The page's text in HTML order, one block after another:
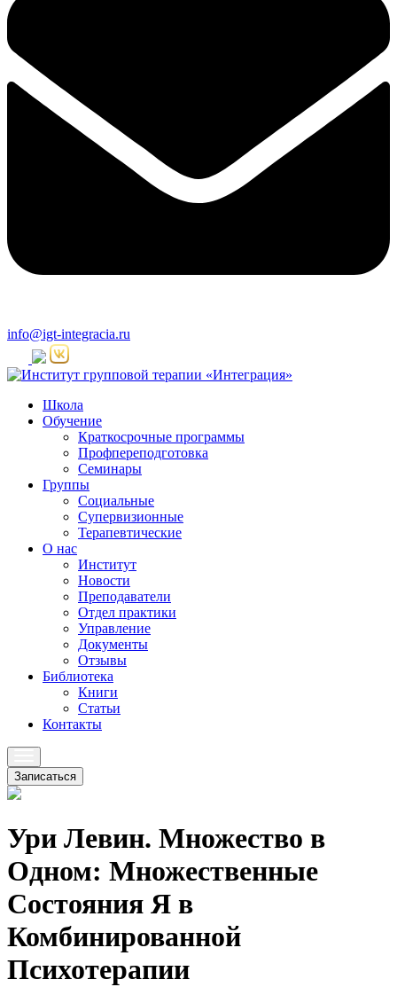
info@igt-integracia.ru
Школа
Обучение
Краткосрочные программы
Профпереподготовка
Семинары
Группы
Социальные
Супервизионные
Терапевтические
О нас
Институт
Новости
Преподаватели
Отдел практики
Управление
Документы
Отзывы
Библиотека
Книги
Статьи
Контакты
Записаться
Ури Левин. Множество в
Одном: Множественные
Состояния Я в
Комбинированной
Психотерапии